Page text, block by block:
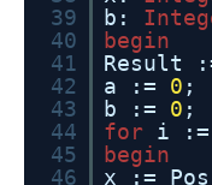
39
b:
40
begin
41
Result
42
a := 0 ;
43
b := 0 ;
44
for i :=
45
begin
46
x :=